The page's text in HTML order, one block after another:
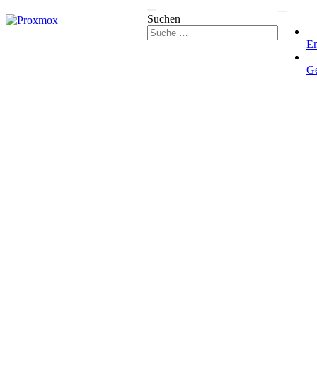
Suchen